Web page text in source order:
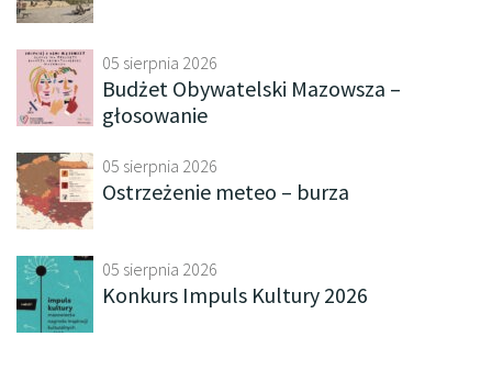
05 sierpnia 2026
Budżet Obywatelski Mazowsza –
głosowanie
05 sierpnia 2026
Ostrzeżenie meteo – burza
05 sierpnia 2026
Konkurs Impuls Kultury 2026